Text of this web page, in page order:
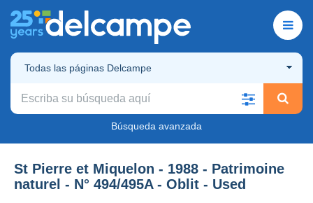
Todas las páginas Delcampe
Búsqueda avanzada
St Pierre et Miquelon - 1988 - Patrimoine
naturel - N° 494/495A - Oblit - Used